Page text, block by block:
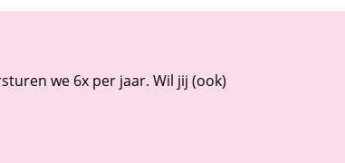
we 6x per jaar. Wil jij (ook)